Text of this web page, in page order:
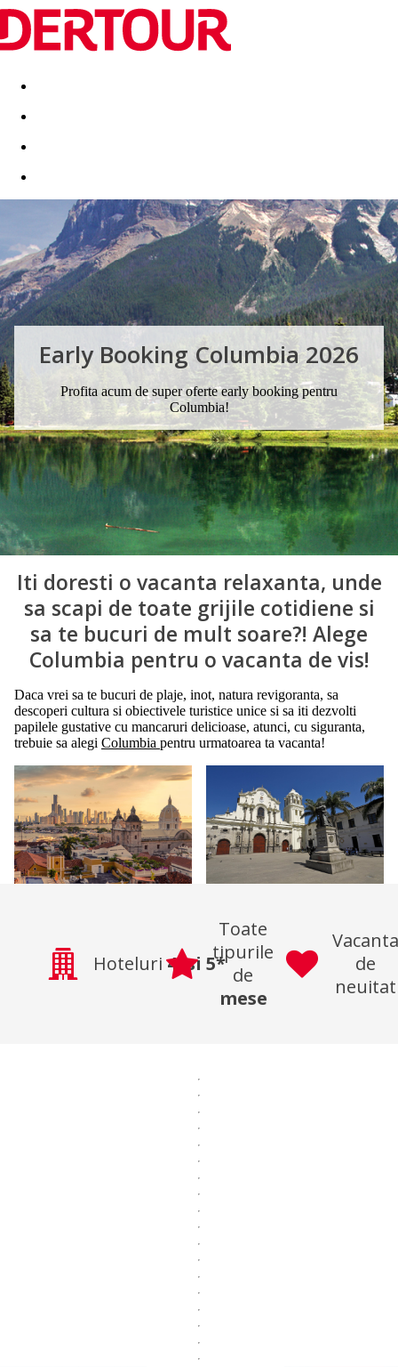
Destinatii Vacanta perfecta OFERTE DE NERATAT
Early Booking Columbia 2026
Profita acum de super oferte early booking pentru
Columbia!
Iti doresti o vacanta relaxanta, unde
sa scapi de toate grijile cotidiene si
sa te bucuri de mult soare?! Alege
Columbia pentru o vacanta de vis!
Daca vrei sa te bucuri de plaje, inot, natura revigoranta, sa
descoperi cultura si obiectivele turistice unice si sa iti dezvolti
papilele gustative cu mancaruri delicioase, atunci, cu siguranta,
trebuie sa alegi Columbia pentru urmatoarea ta vacanta!
Hoteluri4*si 5*
Toate
tipurile
de
mese
Vacanta
de
neuitat